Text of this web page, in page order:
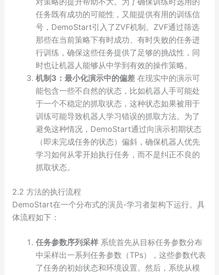
任务既有成功的可能性，又能提供有用的训练信
号，DemoStart引入了ZVF机制。ZVF通过筛选
那些在当前策略下有时成功、有时失败的任务进
行训练，确保这些任务提供了足够的挑战性，同
时也让机器人能够从中学到有效的操作策略。
机制3：最小化演示中的偏差在现实中的演示可
能包含一些不自然的状态，比如机器人手可能处
于一个不稳定的抓取状态，这种状态如果被用于
训练可能导致机器人学习错误的抓取方法。为了
避免这种情况，DemoStart通过向演示初期状态
（即未完成任务的状态）偏斜，确保机器人优先
学习如何从零开始执行任务，而不是纠正不良的
抓取状态。
2.2 方法的执行流程
DemoStart在一个分布式的演员-学习者架构下运行。具
体流程如下：
任务参数序列采样系统首先从目标任务参数分布
中采样出一系列任务参数（TPs），这些参数代表
了任务的初始状态和环境设置。然后，系统从模